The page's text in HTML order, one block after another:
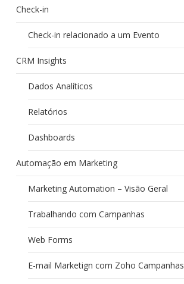
Check-in
Check-in relacionado a um Evento
CRM Insights
Dados Analíticos
Relatórios
Dashboards
Automação em Marketing
Marketing Automation – Visão Geral
Trabalhando com Campanhas
Web Forms
E-mail Marketign com Zoho Campanhas